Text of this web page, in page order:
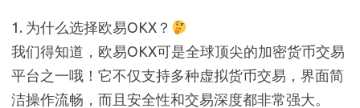
1. 为什么选择欧易OKX？
我们得知道，欧易OKX可是全球顶尖的加密货币交易
平台之一哦！它不仅支持多种虚拟货币交易，界面简
洁操作流畅，而且安全性和交易深度都非常强大。